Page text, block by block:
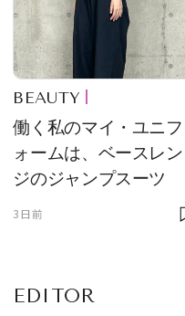
BEAUTY
働く私のマイ・ユニフ
ォームは、ベースレン
ジのジャンプスーツ
3日前
EDITOR